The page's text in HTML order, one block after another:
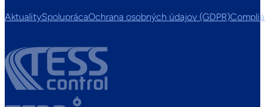
AktualitySpoluprácaOchrana osobných údajov (GDPR)